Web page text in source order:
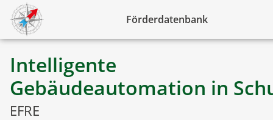
Förderdatenbank
Intelligente
Gebäudeautomation in
EFRE